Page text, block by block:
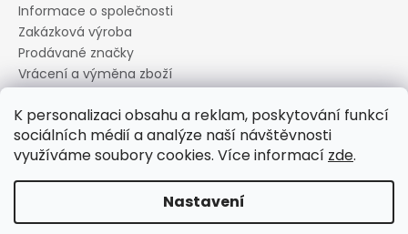
K personalizaci obsahu a reklam, poskytování funkcí
sociálních médií a analýze naší návštěvnosti
využíváme soubory cookies. Více informací zde.
Nastavení
Informace o společnosti
Zakázková výroba
Prodávané značky
Vrácení a výměna zboží
Informace o souborech cookies
Reklamační řád
Obchodní podmínky